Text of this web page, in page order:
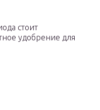
стоит
удобрение для